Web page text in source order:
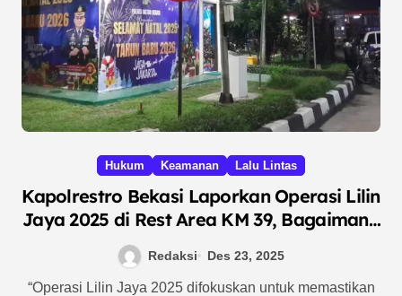
Hukum Keamanan Lalu Lintas
Kapolrestro Bekasi Laporkan Operasi Lilin
Jaya 2025 di Rest Area KM 39, Bagaimana
Situasi Lalu Lintas dan Keamanan Terkini?
Redaksi Des 23, 2025
“Operasi Lilin Jaya 2025 difokuskan untuk memastikan